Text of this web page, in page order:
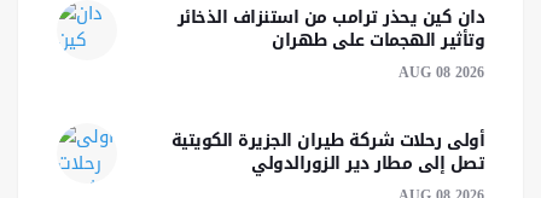
دان كين يحذر ترامب من استنزاف الذخائر
وتأثير الهجمات على طهران
AUG 08 2026
أولى رحلات شركة طيران الجزيرة الكويتية
تصل إلى مطار دير الزورالدولي